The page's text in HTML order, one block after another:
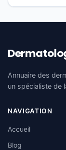
Annuaire des
un spécialiste de
NAVIGATION
Accueil
Blog